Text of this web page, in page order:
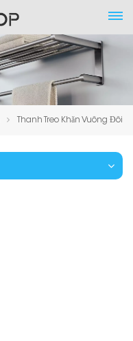
Thanh Treo Khăn Vuông Đôi